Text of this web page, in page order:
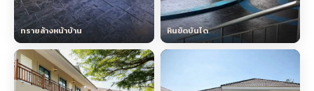
ทรายล้างหน้าบ้าน หินขัดบันได